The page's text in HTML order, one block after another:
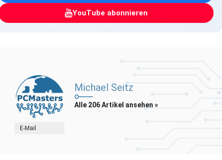
YouTube abonnieren
E-Mail
Michael Seitz
Alle 206 Artikel ansehen »